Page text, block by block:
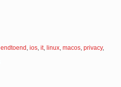
,endtoend ,ios ,it,linux ,macos ,privacy,